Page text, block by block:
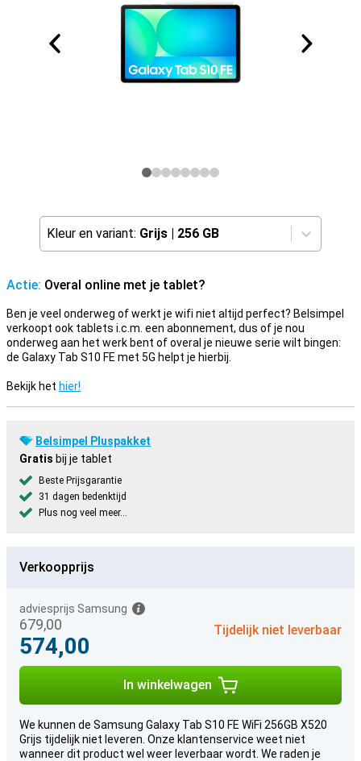
Kleur en variant: Grijs | 256 GB
Actie: Overal online met je tablet?
Ben je veel onderweg of werkt je wifi niet altijd perfect? Belsimpel
verkoopt ook tablets i.c.m. een abonnement, dus of je nou
onderweg aan het werk bent of overal je nieuwe serie wilt bingen:
de Galaxy Tab S10 FE met 5G helpt je hierbij.
Bekijk het hier!
Belsimpel Pluspakket
Gratis bij je tablet
Beste Prijsgarantie
31 dagen bedenktijd
Plus nog veel meer...
Verkoopprijs
679,00
adviesprijs Samsung
574,00
Tijdelijk niet leverbaar
In winkelwagen
We kunnen de Samsung Galaxy Tab S10 FE WiFi 256GB X520
Grijs tijdelijk niet leveren. Onze klantenservice weet niet
wanneer dit product wel weer leverbaar wordt. We raden je